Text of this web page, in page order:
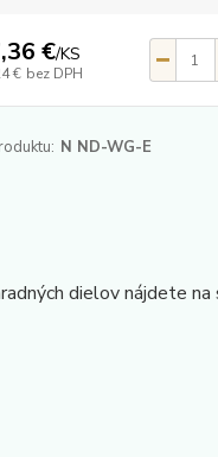
€/KS
€ bez DPH
N ND-WG-E
dielov nájdete